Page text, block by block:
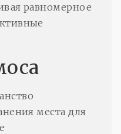
равномерное
места для